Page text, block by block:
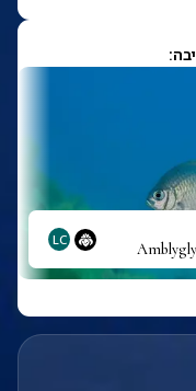
LC